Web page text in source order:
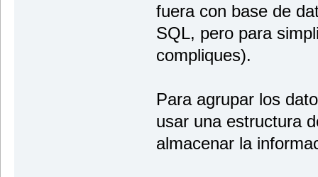
fuera con base de
SQL, pero para
compliques).
Para agrupar los
usar una estructura
almacenar la